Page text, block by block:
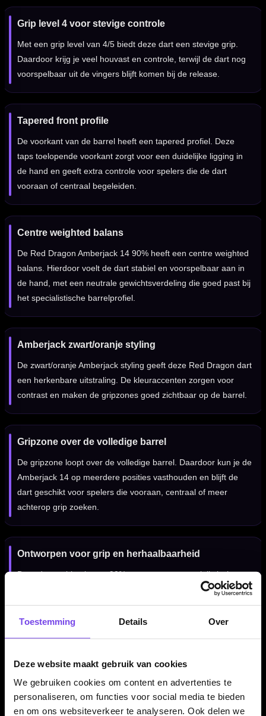
Toestemming Details Over
Deze website maakt gebruik van cookies
We gebruiken cookies om content en advertenties te
personaliseren, om functies voor social media te bieden
en om ons websiteverkeer te analyseren. Ook delen we
Grip level 4 voor stevige controle
Met een grip level van 4/5 biedt deze dart een stevige grip.
Daardoor krijg je veel houvast en controle, terwijl de dart nog
voorspelbaar uit de vingers blijft komen bij de release.
Tapered front profile
De voorkant van de barrel heeft een tapered profiel. Deze
taps toelopende voorkant zorgt voor een duidelijke ligging in
de hand en geeft extra controle voor spelers die de dart
vooraan of centraal begeleiden.
Centre weighted balans
De Red Dragon Amberjack 14 90% heeft een centre weighted
balans. Hierdoor voelt de dart stabiel en voorspelbaar aan in
de hand, met een neutrale gewichtsverdeling die goed past bij
het specialistische barrelprofiel.
Amberjack zwart/oranje styling
De zwart/oranje Amberjack styling geeft deze Red Dragon dart
een herkenbare uitstraling. De kleuraccenten zorgen voor
contrast en maken de gripzones goed zichtbaar op de barrel.
Gripzone over de volledige barrel
De gripzone loopt over de volledige barrel. Daardoor kun je de
Amberjack 14 op meerdere posities vasthouden en blijft de
dart geschikt voor spelers die vooraan, centraal of meer
achterop grip zoeken.
Ontworpen voor grip en herhaalbaarheid
Door de combinatie van 90% tungsten, een specialistisch
barrelprofiel, dual groove grip en centre weighted balans voelt
deze dart betrouwbaar en controleerbaar aan. Dat maakt de
set geschikt voor spelers die een vaste grippositie en
Verkrijgbaar in 23, 25 en 27 gram
De Red Dragon Amberjack 14 90% dartpijlen zijn verkrijgbaar